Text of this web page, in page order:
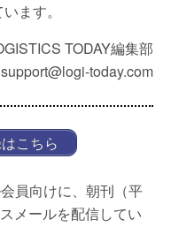
ます。
TODAY編集部
today.com
こちら
員向けに、朝刊（平
メールを配信してい